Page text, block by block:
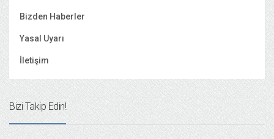
Bizden Haberler
Yasal Uyarı
İletişim
Bizi Takip Edin!